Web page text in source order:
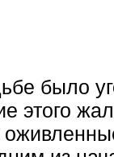
было
этого